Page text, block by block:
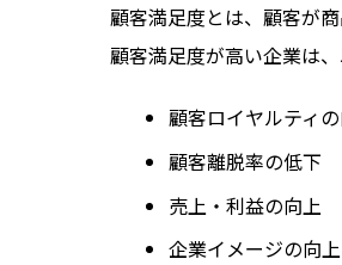
顧客満足度とは、顧客が
顧客満足度が高い企業は
顧客ロイヤルティ
顧客離脱率の低下
売上・利益の向上
企業イメージの向上